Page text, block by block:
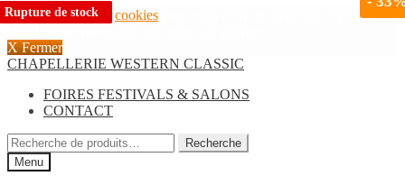
Nous utilisons des cookies pour vous offrir la meilleure expérience
X Fermer
Aller
navigation
Aller
contenu
CHAPELLERIE WESTERN CLASSIC
FOIRES FESTIVALS & SALONS
CONTACT
Recherche
pour :
Recherche
Menu
Rupture de stock
Rupture de stock
Rupture de stock
Rupture de stock
Rupture de stock
Rupture de stock
Rupture de stock